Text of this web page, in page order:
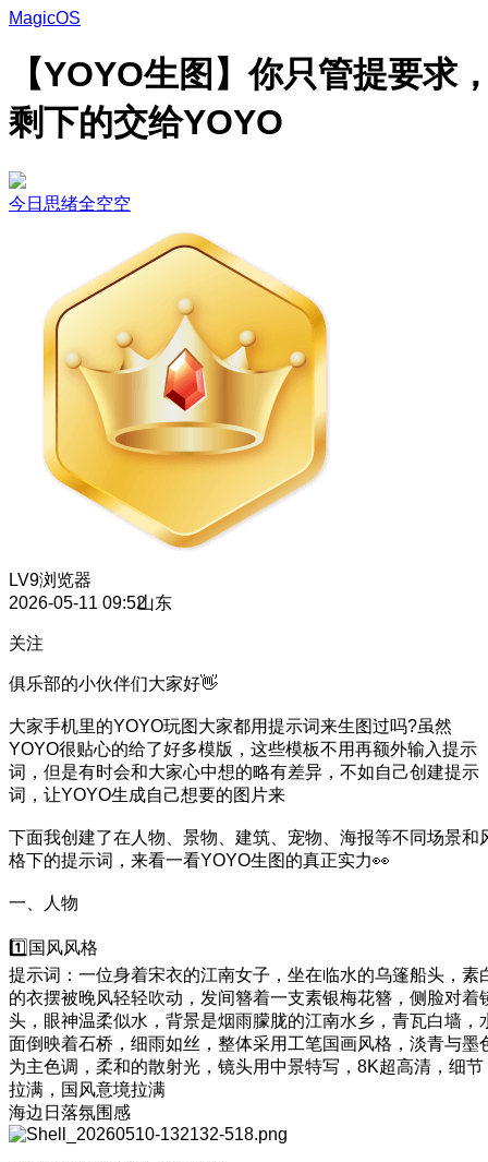
MagicOS
【YOYO生图】你只管提要求
剩下的交给YOYO
今日思绪全空空
LV9浏览器
2026-05-11 09:52山东
关注
俱乐部的小伙伴们大家好👋
大家手机里的YOYO玩图大家都用提示词来生图过吗?虽然
YOYO很贴心的给了好多模版，这些模板不用再额外输入提示
词，但是有时会和大家心中想的略有差异，不如自己创建提示
词，让YOYO生成自己想要的图片来
下面我创建了在人物、景物、建筑、宠物、海报等不同场景和
格下的提示词，来看一看YOYO生图的真正实力👀
一、人物
1️⃣国风风格
提示词：一位身着宋衣的江南女子，坐在临水的乌篷船头，素
的衣摆被晚风轻轻吹动，发间簪着一支素银梅花簪，侧脸对着
头，眼神温柔似水，背景是烟雨朦胧的江南水乡，青瓦白墙，
面倒映着石桥，细雨如丝，整体采用工笔国画风格，淡青与墨
为主色调，柔和的散射光，镜头用中景特写，8K超高清，细节
拉满，国风意境拉满
海边日落氛围感